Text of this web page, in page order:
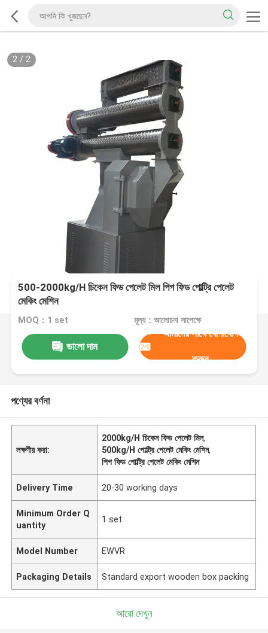
2/ 2
500-2000kg/H চিকেন ফিড পেলেট মিল পিগ ফিড পোল্ট্রি পেলেট
মেকিং মেশিন
MOQ：1 set মূল্য：আলোচনা সাপেক্ষে
ভালো দাম
আমাদের সাথে যোগাযোগ
করুন
পণ্যের বর্ণনা
লক্ষণীয় করা:
2000kg/H চিকেন ফিড পেলেট মিল,
500kg/H পোল্ট্রি পেলেট মেকিং মেশিন,
পিগ ফিড পোল্ট্রি পেলেট মেকিং মেশিন
Delivery Time 20-30 working days
Minimum Order Q
uantity
1 set
Model Number EWVR
Packaging Details Standard export wooden box packing
আরো দেখুন